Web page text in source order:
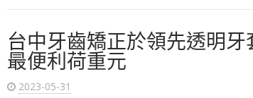
台中牙齒矯正於領先透明
最便利荷重元
2023-05-31